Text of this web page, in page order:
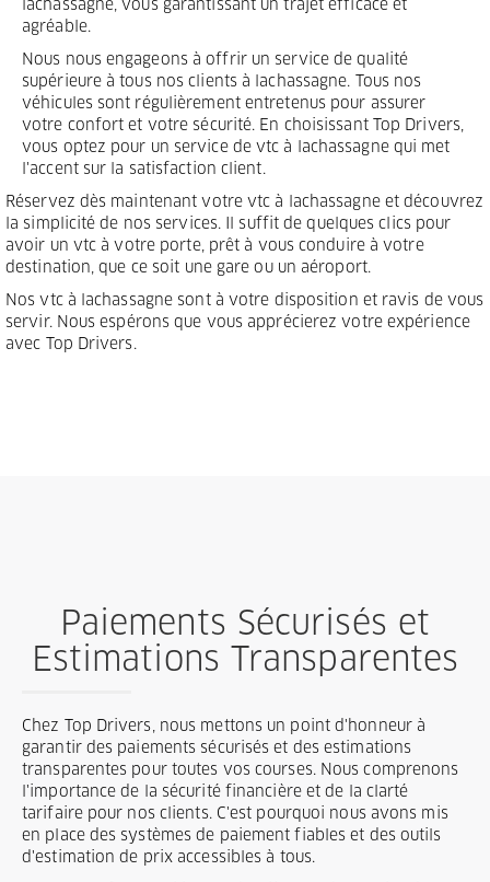
lachassagne, vous garantissant un trajet efficace et
agréable.
Nous nous engageons à offrir un service de qualité
supérieure à tous nos clients à lachassagne. Tous nos
véhicules sont régulièrement entretenus pour assurer
votre confort et votre sécurité. En choisissant Top Drivers,
vous optez pour un service de vtc à lachassagne qui met
l'accent sur la satisfaction client.
Réservez dès maintenant votre vtc à lachassagne et découvrez
la simplicité de nos services. Il suffit de quelques clics pour
avoir un vtc à votre porte, prêt à vous conduire à votre
destination, que ce soit une gare ou un aéroport.
Nos vtc à lachassagne sont à votre disposition et ravis de vous
servir. Nous espérons que vous apprécierez votre expérience
avec Top Drivers.
Paiements Sécurisés et
Estimations Transparentes
Chez Top Drivers, nous mettons un point d'honneur à
garantir des paiements sécurisés et des estimations
transparentes pour toutes vos courses. Nous comprenons
l'importance de la sécurité financière et de la clarté
tarifaire pour nos clients. C'est pourquoi nous avons mis
en place des systèmes de paiement fiables et des outils
d'estimation de prix accessibles à tous.